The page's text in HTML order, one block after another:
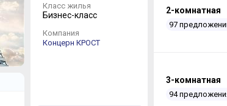
Класс жилья
Бизнес-класс
Компания
Концерн КРОСТ
2-комнатная
97
3-комнатная
94